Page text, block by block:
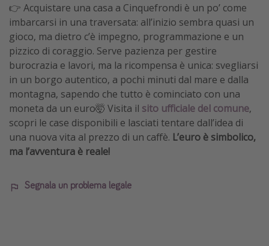
👉 Acquistare una casa a Cinquefrondi è un po’ come
imbarcarsi in una traversata: all’inizio sembra quasi un
gioco, ma dietro c’è impegno, programmazione e un
pizzico di coraggio. Serve pazienza per gestire
burocrazia e lavori, ma la ricompensa è unica: svegliarsi
in un borgo autentico, a pochi minuti dal mare e dalla
montagna, sapendo che tutto è cominciato con una
moneta da un euro🤯 Visita il sito ufficiale del comune,
scopri le case disponibili e lasciati tentare dall’idea di
una nuova vita al prezzo di un caffè. L’euro è simbolico,
ma l’avventura è reale!
Segnala un problema legale